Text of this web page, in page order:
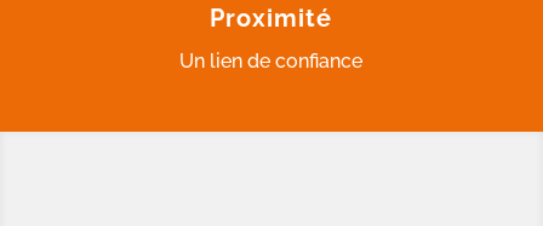
Proximité
Un lien de confiance